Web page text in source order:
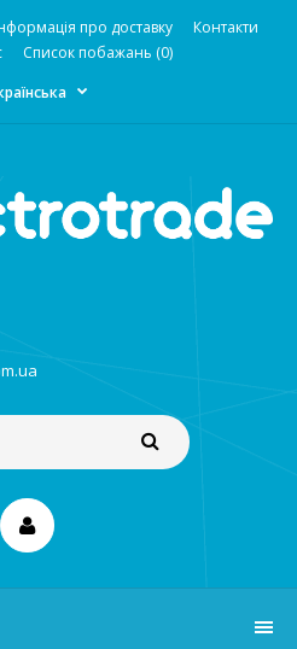
про доставку
Контакти
Список побажань (0)